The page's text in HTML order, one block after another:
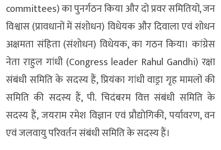
committees) का पुनर्गठन किया और दो प्रवर समितियों, जन
विश्वास (प्रावधानों में संशोधन) विधेयक और दिवाला एवं शोधन
अक्षमता संहिता (संशोधन) विधेयक, का गठन किया। कांग्रेस
नेता राहुल गांधी (Congress leader Rahul Gandhi) रक्षा
संबंधी समिति के सदस्य हैं, प्रियंका गांधी वाड्रा गृह मामलों की
समिति की सदस्य हैं, पी. चिदंबरम वित्त संबंधी समिति के
सदस्य हैं, जयराम रमेश विज्ञान एवं प्रौद्योगिकी, पर्यावरण, वन
एवं जलवायु परिवर्तन संबंधी समिति के सदस्य हैं।